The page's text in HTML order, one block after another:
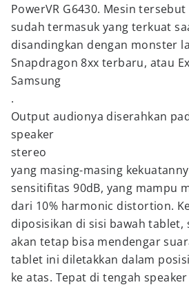
PowerVR G6430. Mesin
sudah termasuk yang terkuat
disandingkan dengan monster
Snapdragon 8xx terbaru, atau
Samsung
.
Output audionya diserahkan
speaker
stereo
yang masing-masing
sensitifitas 90dB, yang mampu
dari 10% harmonic distortion.
diposisikan di sisi bawah tablet,
akan tetap bisa mendengar
tablet ini diletakkan dalam
ke atas. Tepat di tengah